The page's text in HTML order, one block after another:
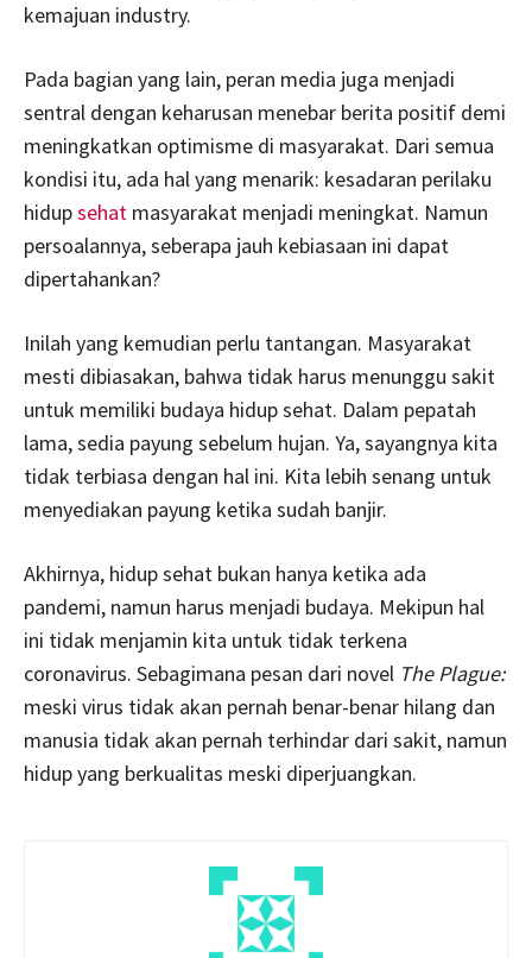
kemajuan industry.
Pada bagian yang lain, peran media juga menjadi
sentral dengan keharusan menebar berita positif demi
meningkatkan optimisme di masyarakat. Dari semua
kondisi itu, ada hal yang menarik: kesadaran perilaku
hidupsehat masyarakat menjadi meningkat. Namun
persoalannya, seberapa jauh kebiasaan ini dapat
dipertahankan?
Inilah yang kemudian perlu tantangan. Masyarakat
mesti dibiasakan, bahwa tidak harus menunggu sakit
untuk memiliki budaya hidup sehat. Dalam pepatah
lama, sedia payung sebelum hujan. Ya, sayangnya kita
tidak terbiasa dengan hal ini. Kita lebih senang untuk
menyediakan payung ketika sudah banjir.
Akhirnya, hidup sehat bukan hanya ketika ada
pandemi, namun harus menjadi budaya. Mekipun hal
ini tidak menjamin kita untuk tidak terkena
coronavirus. Sebagimana pesan dari novel The Plague:
meski virus tidak akan pernah benar-benar hilang dan
manusia tidak akan pernah terhindar dari sakit, namun
hidup yang berkualitas meski diperjuangkan.